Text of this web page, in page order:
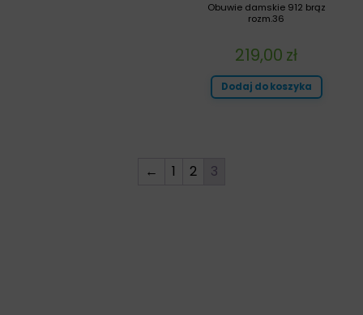
Obuwie damskie 912 brąz
rozm.36
219,00 zł
Dodaj do koszyka
← 1 2 3